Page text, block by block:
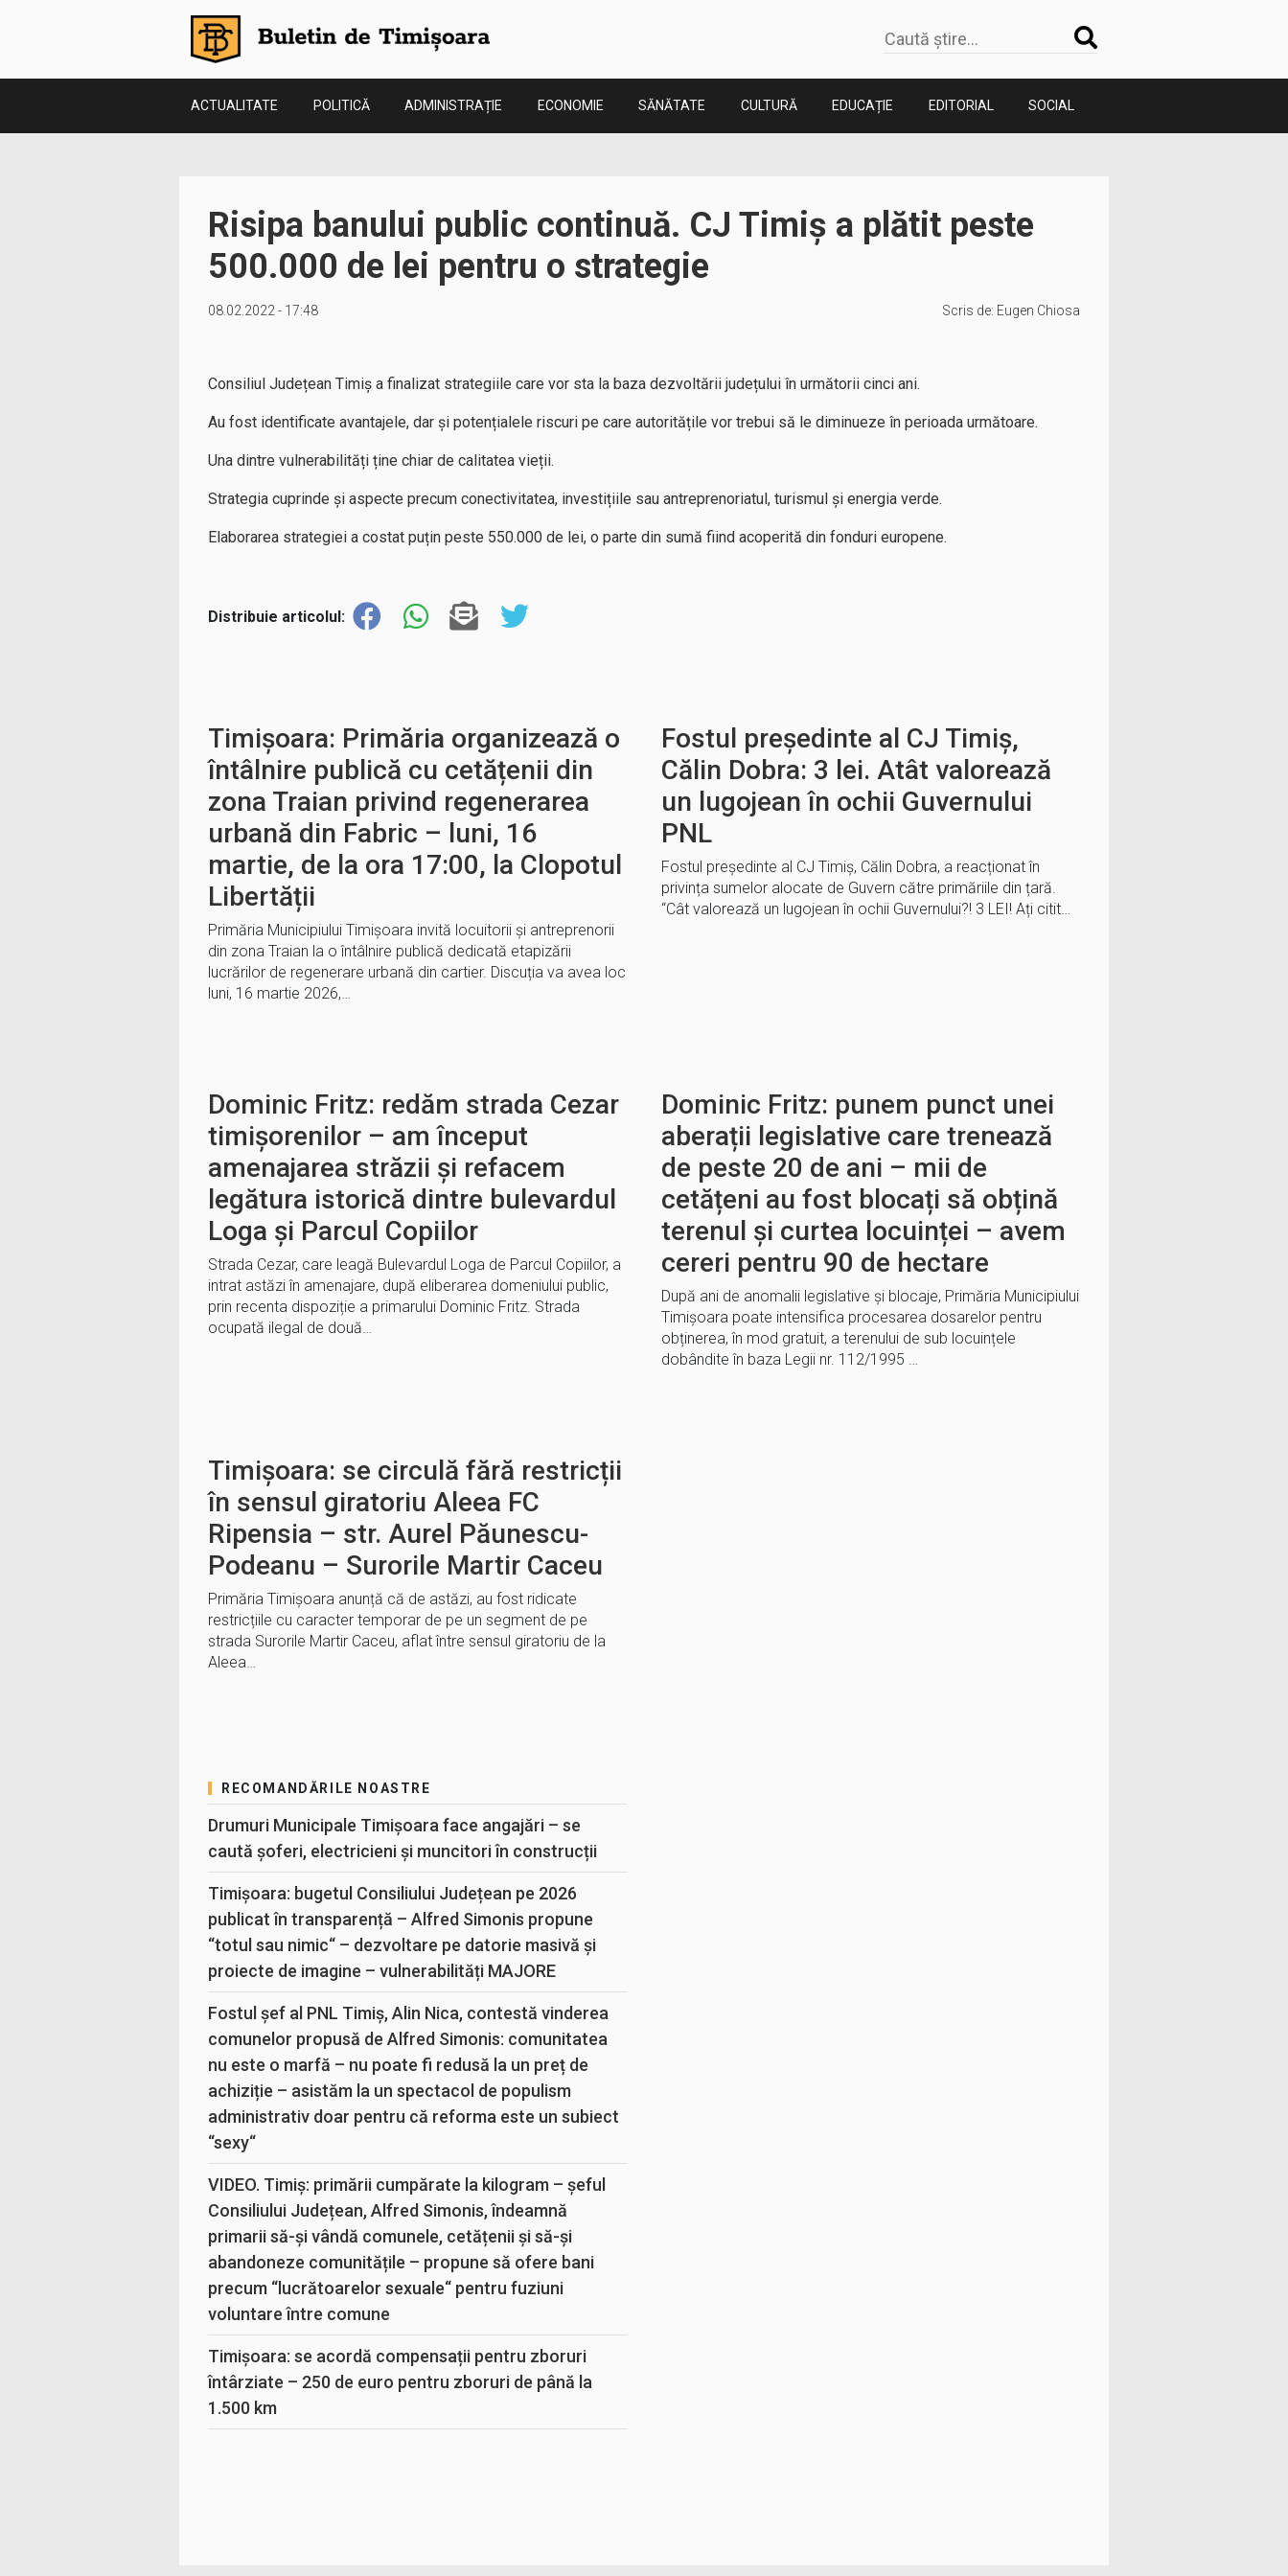
ACTUALITATE POLITICĂ ADMINISTRAȚIE ECONOMIE SĂNĂTATE CULTURĂ EDUCAȚIE EDITORIAL SOCIAL
Risipa banului public continuă. CJ Timiș a plătit peste
500.000 de lei pentru o strategie
08.02.2022 - 17:48 Scris de: Eugen Chiosa
Consiliul Județean Timiș a finalizat strategiile care vor sta la baza dezvoltării județului în următorii cinci ani.
Au fost identificate avantajele, dar și potențialele riscuri pe care autoritățile vor trebui să le diminueze în perioada următoare.
Una dintre vulnerabilități ține chiar de calitatea vieții.
Strategia cuprinde și aspecte precum conectivitatea, investițiile sau antreprenoriatul, turismul și energia verde.
Elaborarea strategiei a costat puțin peste 550.000 de lei, o parte din sumă fiind acoperită din fonduri europene.
Distribuie articolul:
Timișoara: Primăria organizează o
întâlnire publică cu cetățenii din
zona Traian privind regenerarea
urbană din Fabric – luni, 16
martie, de la ora 17:00, la Clopotul
Libertății
Primăria Municipiului Timișoara invită locuitorii și antreprenorii
din zona Traian la o întâlnire publică dedicată etapizării
lucrărilor de regenerare urbană din cartier. Discuția va avea loc
luni, 16 martie 2026,…
Fostul președinte al CJ Timiș,
Călin Dobra: 3 lei. Atât valorează
un lugojean în ochii Guvernului
PNL
Fostul președinte al CJ Timiș, Călin Dobra, a reacționat în
privința sumelor alocate de Guvern către primăriile din țară.
“Cât valorează un lugojean în ochii Guvernului?! 3 LEI! Ați citit…
Dominic Fritz: redăm strada Cezar
timișorenilor – am început
amenajarea străzii și refacem
legătura istorică dintre bulevardul
Loga și Parcul Copiilor
Strada Cezar, care leagă Bulevardul Loga de Parcul Copiilor, a
intrat astăzi în amenajare, după eliberarea domeniului public,
prin recenta dispoziție a primarului Dominic Fritz. Strada
ocupată ilegal de două…
Dominic Fritz: punem punct unei
aberații legislative care trenează
de peste 20 de ani – mii de
cetățeni au fost blocați să obțină
terenul și curtea locuinței – avem
cereri pentru 90 de hectare
După ani de anomalii legislative și blocaje, Primăria Municipiului
Timișoara poate intensifica procesarea dosarelor pentru
obținerea, în mod gratuit, a terenului de sub locuințele
dobândite în baza Legii nr. 112/1995 …
Timișoara: se circulă fără restricții
în sensul giratoriu Aleea FC
Ripensia – str. Aurel Păunescu-
Podeanu – Surorile Martir Caceu
Primăria Timișoara anunță că de astăzi, au fost ridicate
restricțiile cu caracter temporar de pe un segment de pe
strada Surorile Martir Caceu, aflat între sensul giratoriu de la
Aleea…
RECOMANDĂRILE NOASTRE
Drumuri Municipale Timișoara face angajări – se
caută șoferi, electricieni și muncitori în construcții
Timișoara: bugetul Consiliului Județean pe 2026
publicat în transparență – Alfred Simonis propune
“totul sau nimic“ – dezvoltare pe datorie masivă și
proiecte de imagine – vulnerabilități MAJORE
Fostul șef al PNL Timiș, Alin Nica, contestă vinderea
comunelor propusă de Alfred Simonis: comunitatea
nu este o marfă – nu poate fi redusă la un preț de
achiziție – asistăm la un spectacol de populism
administrativ doar pentru că reforma este un subiect
“sexy“
VIDEO. Timiș: primării cumpărate la kilogram – șeful
Consiliului Județean, Alfred Simonis, îndeamnă
primarii să-și vândă comunele, cetățenii și să-și
abandoneze comunitățile – propune să ofere bani
precum “lucrătoarelor sexuale“ pentru fuziuni
voluntare între comune
Timișoara: se acordă compensații pentru zboruri
întârziate – 250 de euro pentru zboruri de până la
1.500 km